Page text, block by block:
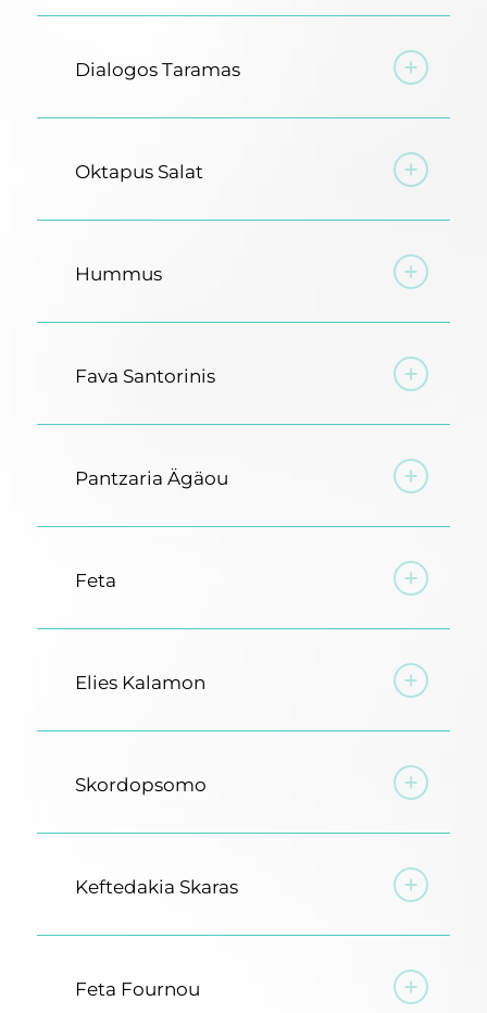
Dialogos Taramas
Oktapus Salat
Hummus
Fava Santorinis
Pantzaria Ägäou
Feta
Elies Kalamon
Skordopsomo
Keftedakia Skaras
Feta Fournou